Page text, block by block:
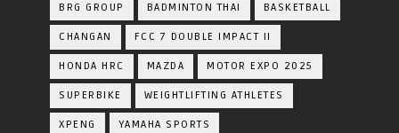
BRG GROUP BADMINTON THAI BASKETBALL
CHANGAN FCC 7 DOUBLE IMPACT II
HONDA HRC MAZDA MOTOR EXPO 2025
SUPERBIKE WEIGHTLIFTING ATHLETES
XPENG YAMAHA SPORTS